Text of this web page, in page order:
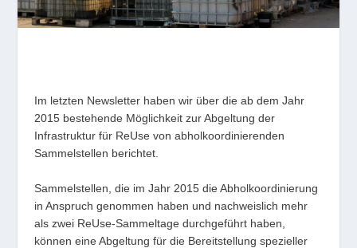
Im letzten Newsletter haben wir über die ab dem Jahr
2015 bestehende Möglichkeit zur Abgeltung der
Infrastruktur für ReUse von abholkoordinierenden
Sammelstellen berichtet.
Sammelstellen, die im Jahr 2015 die Abholkoordinierung
in Anspruch genommen haben und nachweislich mehr
als zwei ReUse-Sammeltage durchgeführt haben,
können eine Abgeltung für die Bereitstellung spezieller